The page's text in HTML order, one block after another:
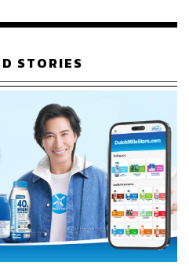
งใจส่งมอบคุณค่าดังกล่าว ผ่าน
ที่จดจำเพื่อความสุขของคน 3
ได้แก่
STORIES